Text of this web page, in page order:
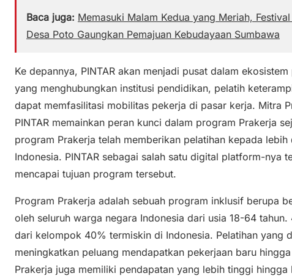
Baca juga: Memasuki Malam Kedua yang Meriah,
Desa Poto Gaungkan Pemajuan Kebudayaan Sumbawa
Ke depannya, PINTAR akan menjadi pusat dalam
yang menghubungkan institusi pendidikan, pelatih
dapat memfasilitasi mobilitas pekerja di pasar kerja. Mitra
PINTAR memainkan peran kunci dalam program Prakerja
program Prakerja telah memberikan pelatihan kepada
Indonesia. PINTAR sebagai salah satu digital platform-nya
mencapai tujuan program tersebut.
Program Prakerja adalah sebuah program inklusif berupa
oleh seluruh warga negara Indonesia dari usia 18-64
dari kelompok 40% termiskin di Indonesia. Pelatihan yang
meningkatkan peluang mendapatkan pekerjaan baru
Prakerja juga memiliki pendapatan yang lebih tinggi